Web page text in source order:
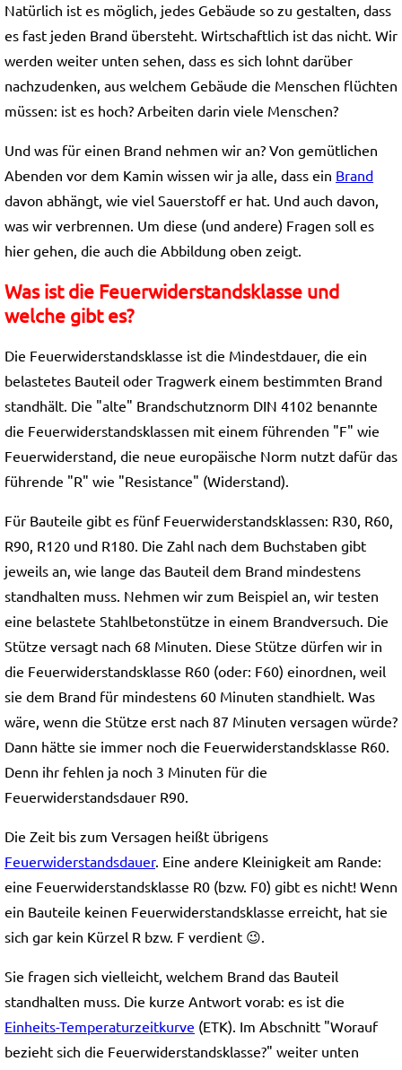
Natürlich ist es möglich, jedes Gebäude so zu gestalten, dass
es fast jeden Brand übersteht. Wirtschaftlich ist das nicht. Wir
werden weiter unten sehen, dass es sich lohnt darüber
nachzudenken, aus welchem Gebäude die Menschen flüchten
müssen: ist es hoch? Arbeiten darin viele Menschen?
Und was für einen Brand nehmen wir an? Von gemütlichen
Abenden vor dem Kamin wissen wir ja alle, dass ein Brand
davon abhängt, wie viel Sauerstoff er hat. Und auch davon,
was wir verbrennen. Um diese (und andere) Fragen soll es
hier gehen, die auch die Abbildung oben zeigt.
Was ist die Feuerwiderstandsklasse und
welche gibt es?
Die Feuerwiderstandsklasse ist die Mindestdauer, die ein
belastetes Bauteil oder Tragwerk einem bestimmten Brand
standhält. Die "alte" Brandschutznorm DIN 4102 benannte
die Feuerwiderstandsklassen mit einem führenden "F" wie
Feuerwiderstand, die neue europäische Norm nutzt dafür das
führende "R" wie "Resistance" (Widerstand).
Für Bauteile gibt es fünf Feuerwiderstandsklassen: R30, R60,
R90, R120 und R180. Die Zahl nach dem Buchstaben gibt
jeweils an, wie lange das Bauteil dem Brand mindestens
standhalten muss. Nehmen wir zum Beispiel an, wir testen
eine belastete Stahlbetonstütze in einem Brandversuch. Die
Stütze versagt nach 68 Minuten. Diese Stütze dürfen wir in
die Feuerwiderstandsklasse R60 (oder: F60) einordnen, weil
sie dem Brand für mindestens 60 Minuten standhielt. Was
wäre, wenn die Stütze erst nach 87 Minuten versagen würde?
Dann hätte sie immer noch die Feuerwiderstandsklasse R60.
Denn ihr fehlen ja noch 3 Minuten für die
Feuerwiderstandsdauer R90.
Die Zeit bis zum Versagen heißt übrigens
Feuerwiderstandsdauer. Eine andere Kleinigkeit am Rande:
eine Feuerwiderstandsklasse R0 (bzw. F0) gibt es nicht! Wenn
ein Bauteile keinen Feuerwiderstandsklasse erreicht, hat sie
sich gar kein Kürzel R bzw. F verdient 😉.
Sie fragen sich vielleicht, welchem Brand das Bauteil
standhalten muss. Die kurze Antwort vorab: es ist die
Einheits-Temperaturzeitkurve (ETK). Im Abschnitt "Worauf
bezieht sich die Feuerwiderstandsklasse?" weiter unten